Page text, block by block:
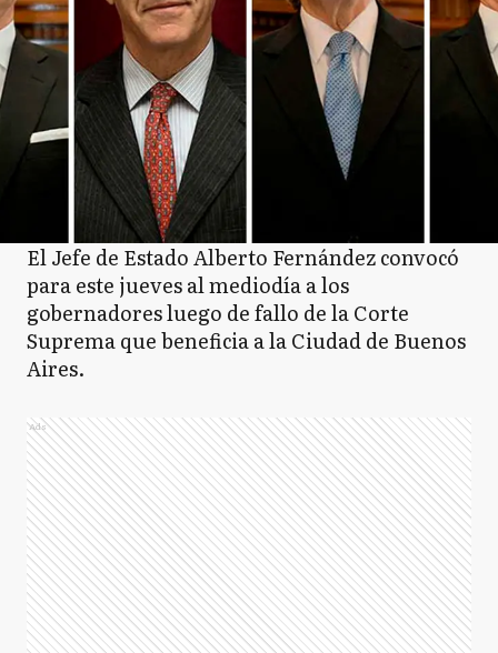
El Jefe de Estado Alberto Fernández convocó
para este jueves al mediodía a los
gobernadores luego de fallo de la Corte
Suprema que beneficia a la Ciudad de Buenos
Aires.
Ads